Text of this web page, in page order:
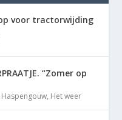
voor tractorwijding
“Zomer op
Haspengouw, Het weer